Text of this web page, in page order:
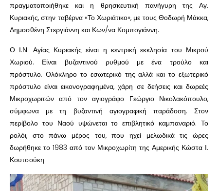
πραγματοποιήθηκε και η θρησκευτική πανήγυρη της Αγ.
Κυριακής, στην ταβέρνα «Το Χωριάτικο», με τους Θοδωρή Μάκκα,
Δημοσθένη Στεργιάννη και Κων/να Κομπογιάννη.
Ο Ι.Ν. Αγίας Κυριακής είναι η κεντρική εκκλησία του Μικρού
Χωριού. Είναι βυζαντινού ρυθμού με ένα τρούλο και
πρόστυλο. Ολόκληρο το εσωτερικό της αλλά και το εξωτερικό
πρόστυλο είναι εικονογραφημένα, χάρη σε δεήσεις και δωρεές
Μικροχωριτών από τον αγιογράφο Γεώργιο Νικολακόπουλο,
σύμφωνα με τη βυζαντινή αγιογραφική παράδοση. Στον
περίβολο του Ναού υψώνεται το επιβλητικό καμπαναριό. Το
ρολόι, στο πάνω μέρος του, που ηχεί μελωδικά τις ώρες
δωρήθηκε το 1983 από τον Μικροχωρίτη της Αμερικής Κώστα Ι.
Κουτσούκη.